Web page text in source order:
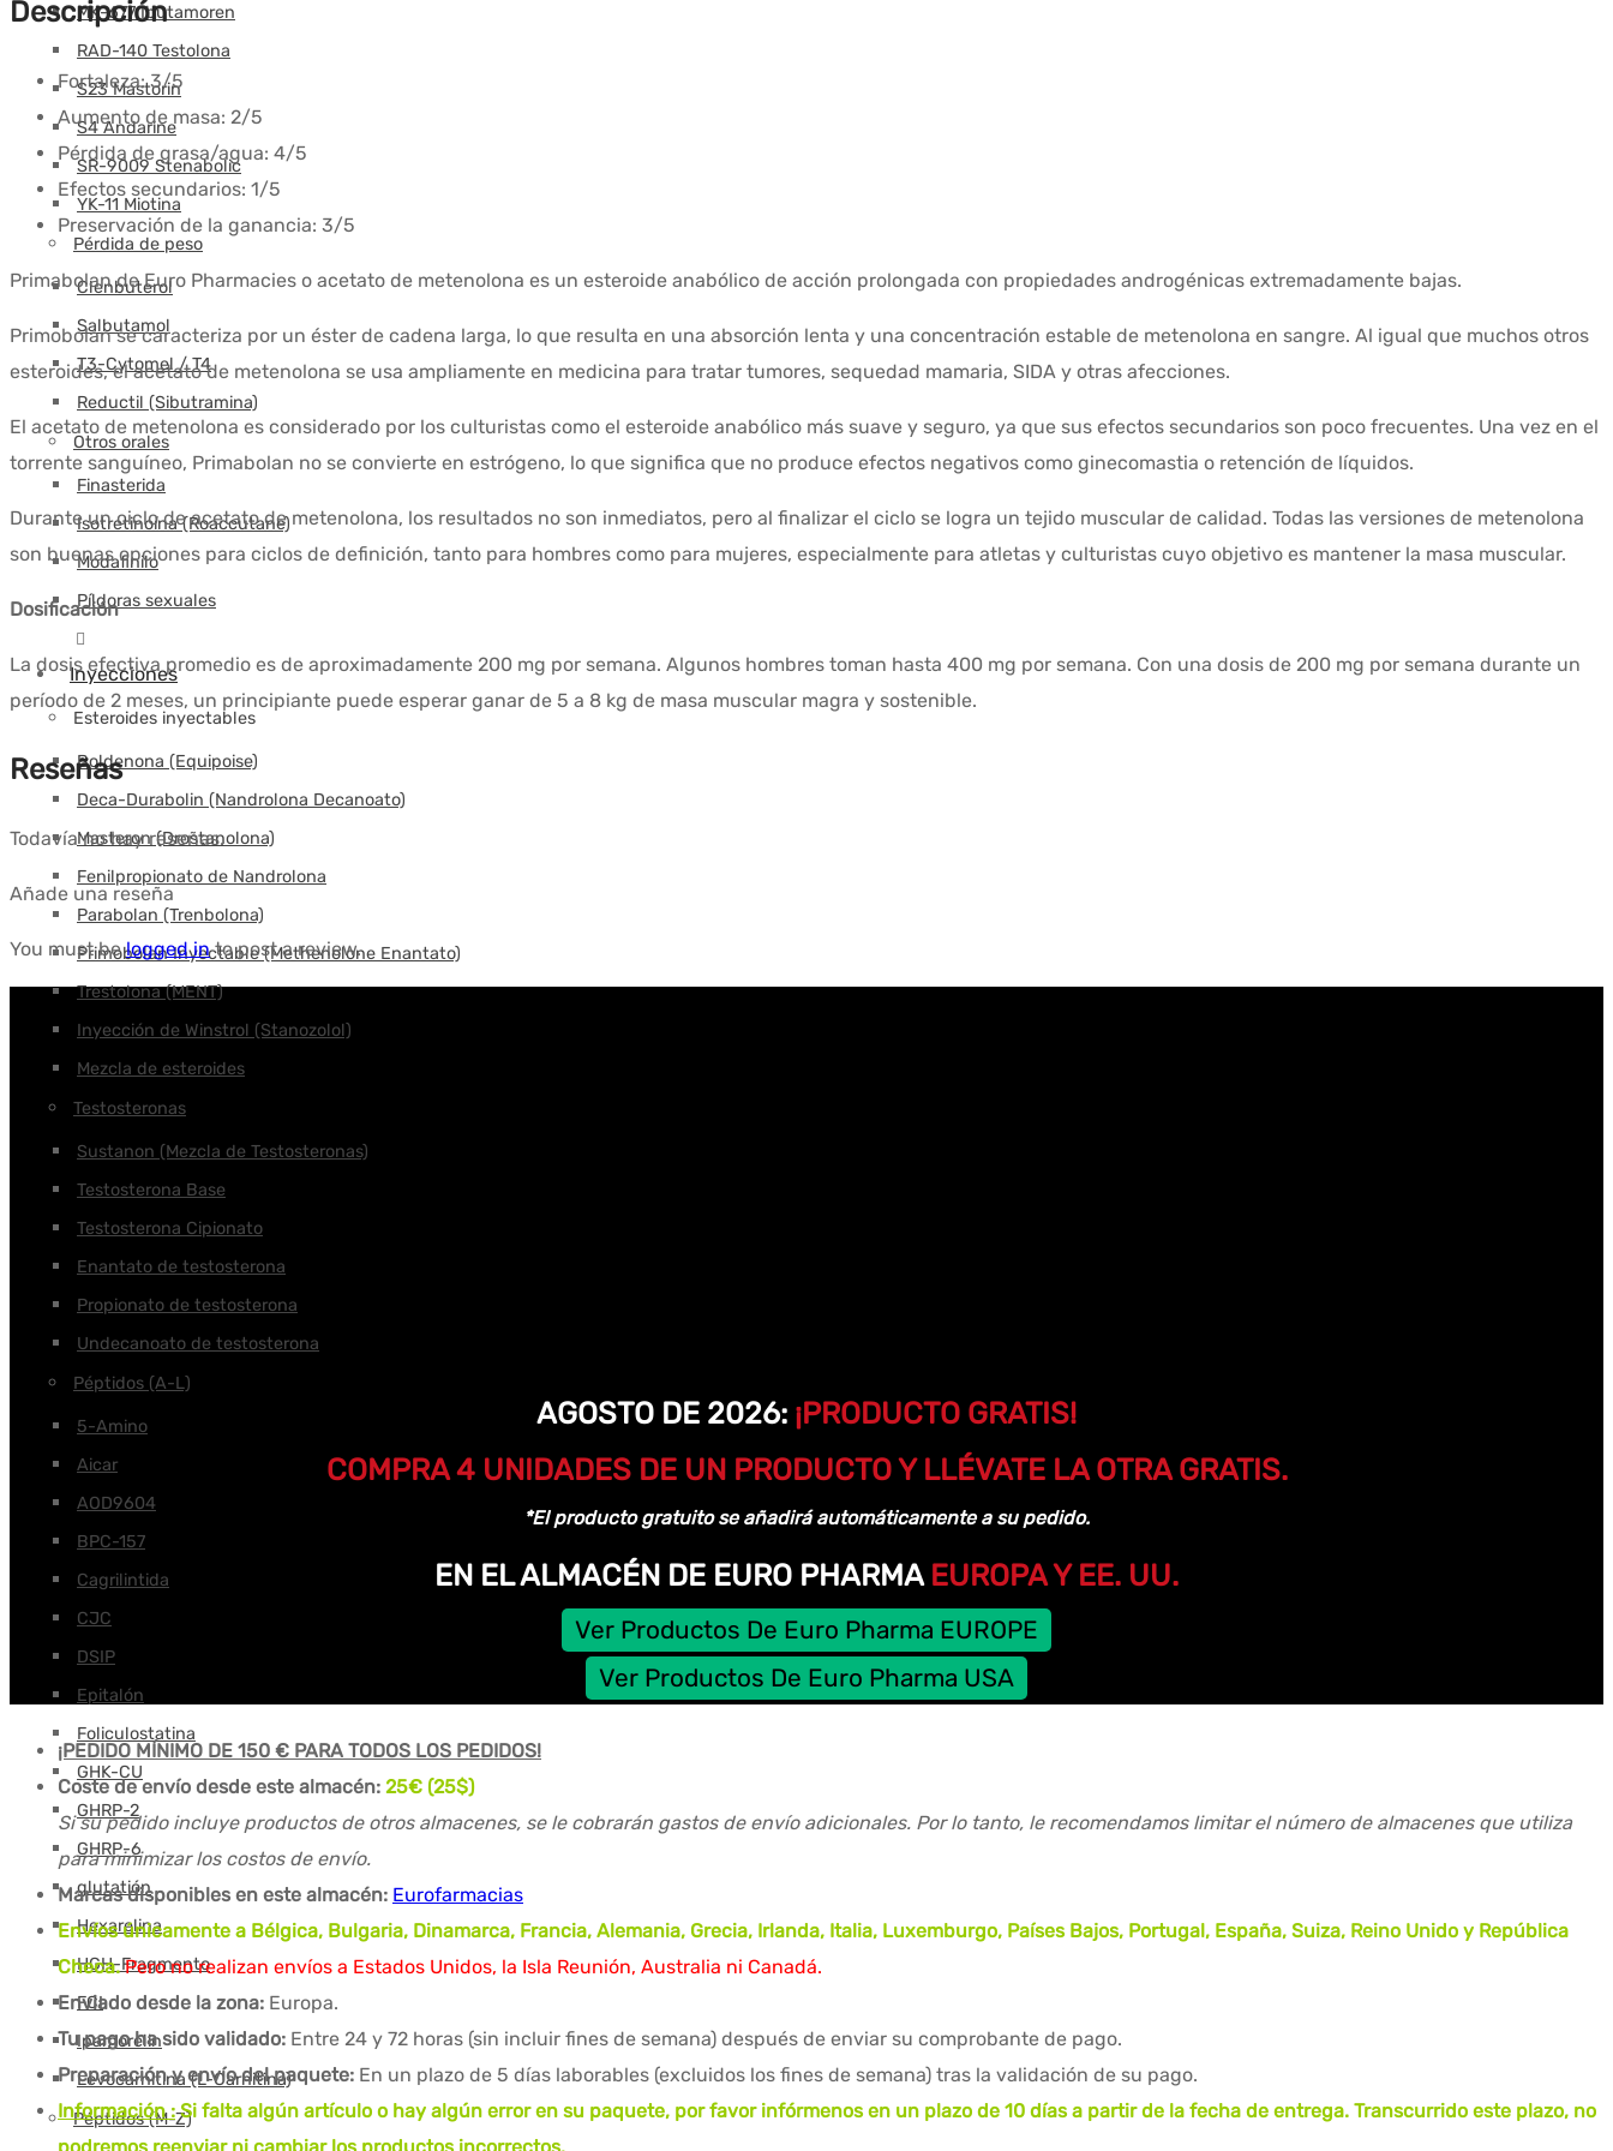
MK-677 Ibutamoren
RAD-140 Testolona
S23 Mastorin
S4 Andarine
SR-9009 Stenabolic
YK-11 Miotina
Pérdida de peso
Clenbuterol
Salbutamol
T3-Cytomel / T4
Reductil (Sibutramina)
Otros orales
Finasterida
Isotretinoína (Roaccutane)
Modafinilo
Píldoras sexuales
Inyecciones
Esteroides inyectables
Boldenona (Equipoise)
Deca-Durabolin (Nandrolona Decanoato)
Masteron (Drostanolona)
Fenilpropionato de Nandrolona
Parabolan (Trenbolona)
Primobolan Inyectable (Methenolone Enantato)
Trestolona (MENT)
Inyección de Winstrol (Stanozolol)
Mezcla de esteroides
Testosteronas
Sustanon (Mezcla de Testosteronas)
Testosterona Base
Testosterona Cipionato
Enantato de testosterona
Propionato de testosterona
Undecanoato de testosterona
Péptidos (A-L)
5-Amino
Aicar
AOD9604
BPC-157
Cagrilintida
CJC
DSIP
Epitalón
Foliculostatina
GHK-CU
GHRP-2
GHRP-6
glutatión
Hexarelina
HGH-Fragmento
FCI
Ipamorelin
Levocarnitina (L-Carnitina)
Péptidos (M-Z)
Descripción
Fortaleza:3/5
Aumento de masa: 2/5
Pérdida de grasa/agua: 4/5
Efectos secundarios: 1/5
Preservación de la ganancia: 3/5
Primabolan de Euro Pharmacies o acetato de metenolona es un esteroide anabólico de acción prolongada con propiedades androgénicas extremadamente bajas.
Primobolan se caracteriza por un éster de cadena larga, lo que resulta en una absorción lenta y una concentración estable de metenolona en sangre. Al igual que muchos otros
esteroides, el acetato de metenolona se usa ampliamente en medicina para tratar tumores, sequedad mamaria, SIDA y otras afecciones.
El acetato de metenolona es considerado por los culturistas como el esteroide anabólico más suave y seguro, ya que sus efectos secundarios son poco frecuentes. Una vez en el
torrente sanguíneo, Primabolan no se convierte en estrógeno, lo que significa que no produce efectos negativos como ginecomastia o retención de líquidos.
Durante un ciclo de acetato de metenolona, los resultados no son inmediatos, pero al finalizar el ciclo se logra un tejido muscular de calidad. Todas las versiones de metenolona
son buenas opciones para ciclos de definición, tanto para hombres como para mujeres, especialmente para atletas y culturistas cuyo objetivo es mantener la masa muscular.
Dosificación
La dosis efectiva promedio es de aproximadamente 200 mg por semana. Algunos hombres toman hasta 400 mg por semana. Con una dosis de 200 mg por semana durante un
período de 2 meses, un principiante puede esperar ganar de 5 a 8 kg de masa muscular magra y sostenible.
Reseñas
Todavía no hay reseñas.
Añade una reseña
You must belogged into post a review.
AGOSTO DE 2026: ¡PRODUCTO GRATIS!
COMPRA 4 UNIDADES DE UN PRODUCTO Y LLÉVATE LA OTRA GRATIS.
*El producto gratuito se añadirá automáticamente a su pedido.
EN EL ALMACÉN DE EURO PHARMA EUROPA Y EE. UU.
Ver Productos De Euro Pharma EUROPE
Ver Productos De Euro Pharma USA
¡PEDIDO MÍNIMO DE 150 € PARA TODOS LOS PEDIDOS!
Coste de envío desde este almacén: 25€ (25$)
Si su pedido incluye productos de otros almacenes, se le cobrarán gastos de envío adicionales. Por lo tanto, le recomendamos limitar el número de almacenes que utiliza
para minimizar los costos de envío.
Marcas disponibles en este almacén: Eurofarmacias
Envíos únicamente a Bélgica, Bulgaria, Dinamarca, Francia, Alemania, Grecia, Irlanda, Italia, Luxemburgo, Países Bajos, Portugal, España, Suiza, Reino Unido y República
Checa.Pero no realizan envíos a Estados Unidos, la Isla Reunión, Australia ni Canadá.
Enviado desde la zona: Europa.
Tu pago ha sido validado: Entre 24 y 72 horas (sin incluir fines de semana) después de enviar su comprobante de pago.
Preparación y envío del paquete: En un plazo de 5 días laborables (excluidos los fines de semana) tras la validación de su pago.
Información :Si falta algún artículo o hay algún error en su paquete, por favor infórmenos en un plazo de 10 días a partir de la fecha de entrega. Transcurrido este plazo, no